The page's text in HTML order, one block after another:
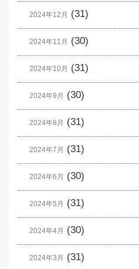
2024年12月 (31)
2024年11月 (30)
2024年10月 (31)
2024年9月 (30)
2024年8月 (31)
2024年7月 (31)
2024年6月 (30)
2024年5月 (31)
2024年4月 (30)
2024年3月 (31)